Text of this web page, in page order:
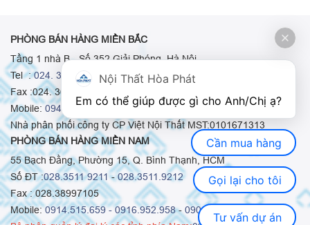
PHÒNG BÁN HÀNG MIỀN BẮC
Tầng 1 nhà B - Số 352 Giải Phóng, Hà Nội
Tel :024. 3665 8498-024. 3665 8966-024. 3665 8993
Fax :024. 3664.9379
Mobile: 0948.511.555- 0973.375.668- 0942.155.688
Nhà phân phối công ty CP Việt Nội Thất MST:0101671313
PHÒNG BÁN HÀNG MIỀN NAM
55 Bạch Đằng, Phường 15, Q. Bình Thạnh, HCM
Số ĐT :028.3511 9211-028.3511.9212
Fax : 028.38997105
Mobile:0914.515.659 -0916.952.958- 0903.331.921
Nội Thất Hòa Phát
Cần mua hàng
Gọi lại cho tôi
Tư vấn dự án